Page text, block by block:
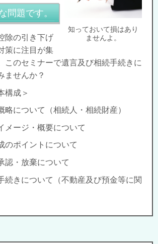
知っておいて損はあり
ませんよ。
問題です。
除の引き下げ
策に注目が集
このセミナーで遺言及び相続手続きに
ませんか？
構成＞
略について（相続人・相続財産）
メージ・概要について
のポイントについて
認・放棄について
続きについて（不動産及び預金等に関